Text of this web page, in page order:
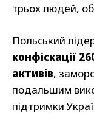
трьох людей,
Польський
конфіскації
активів,
подальшим
підтримки